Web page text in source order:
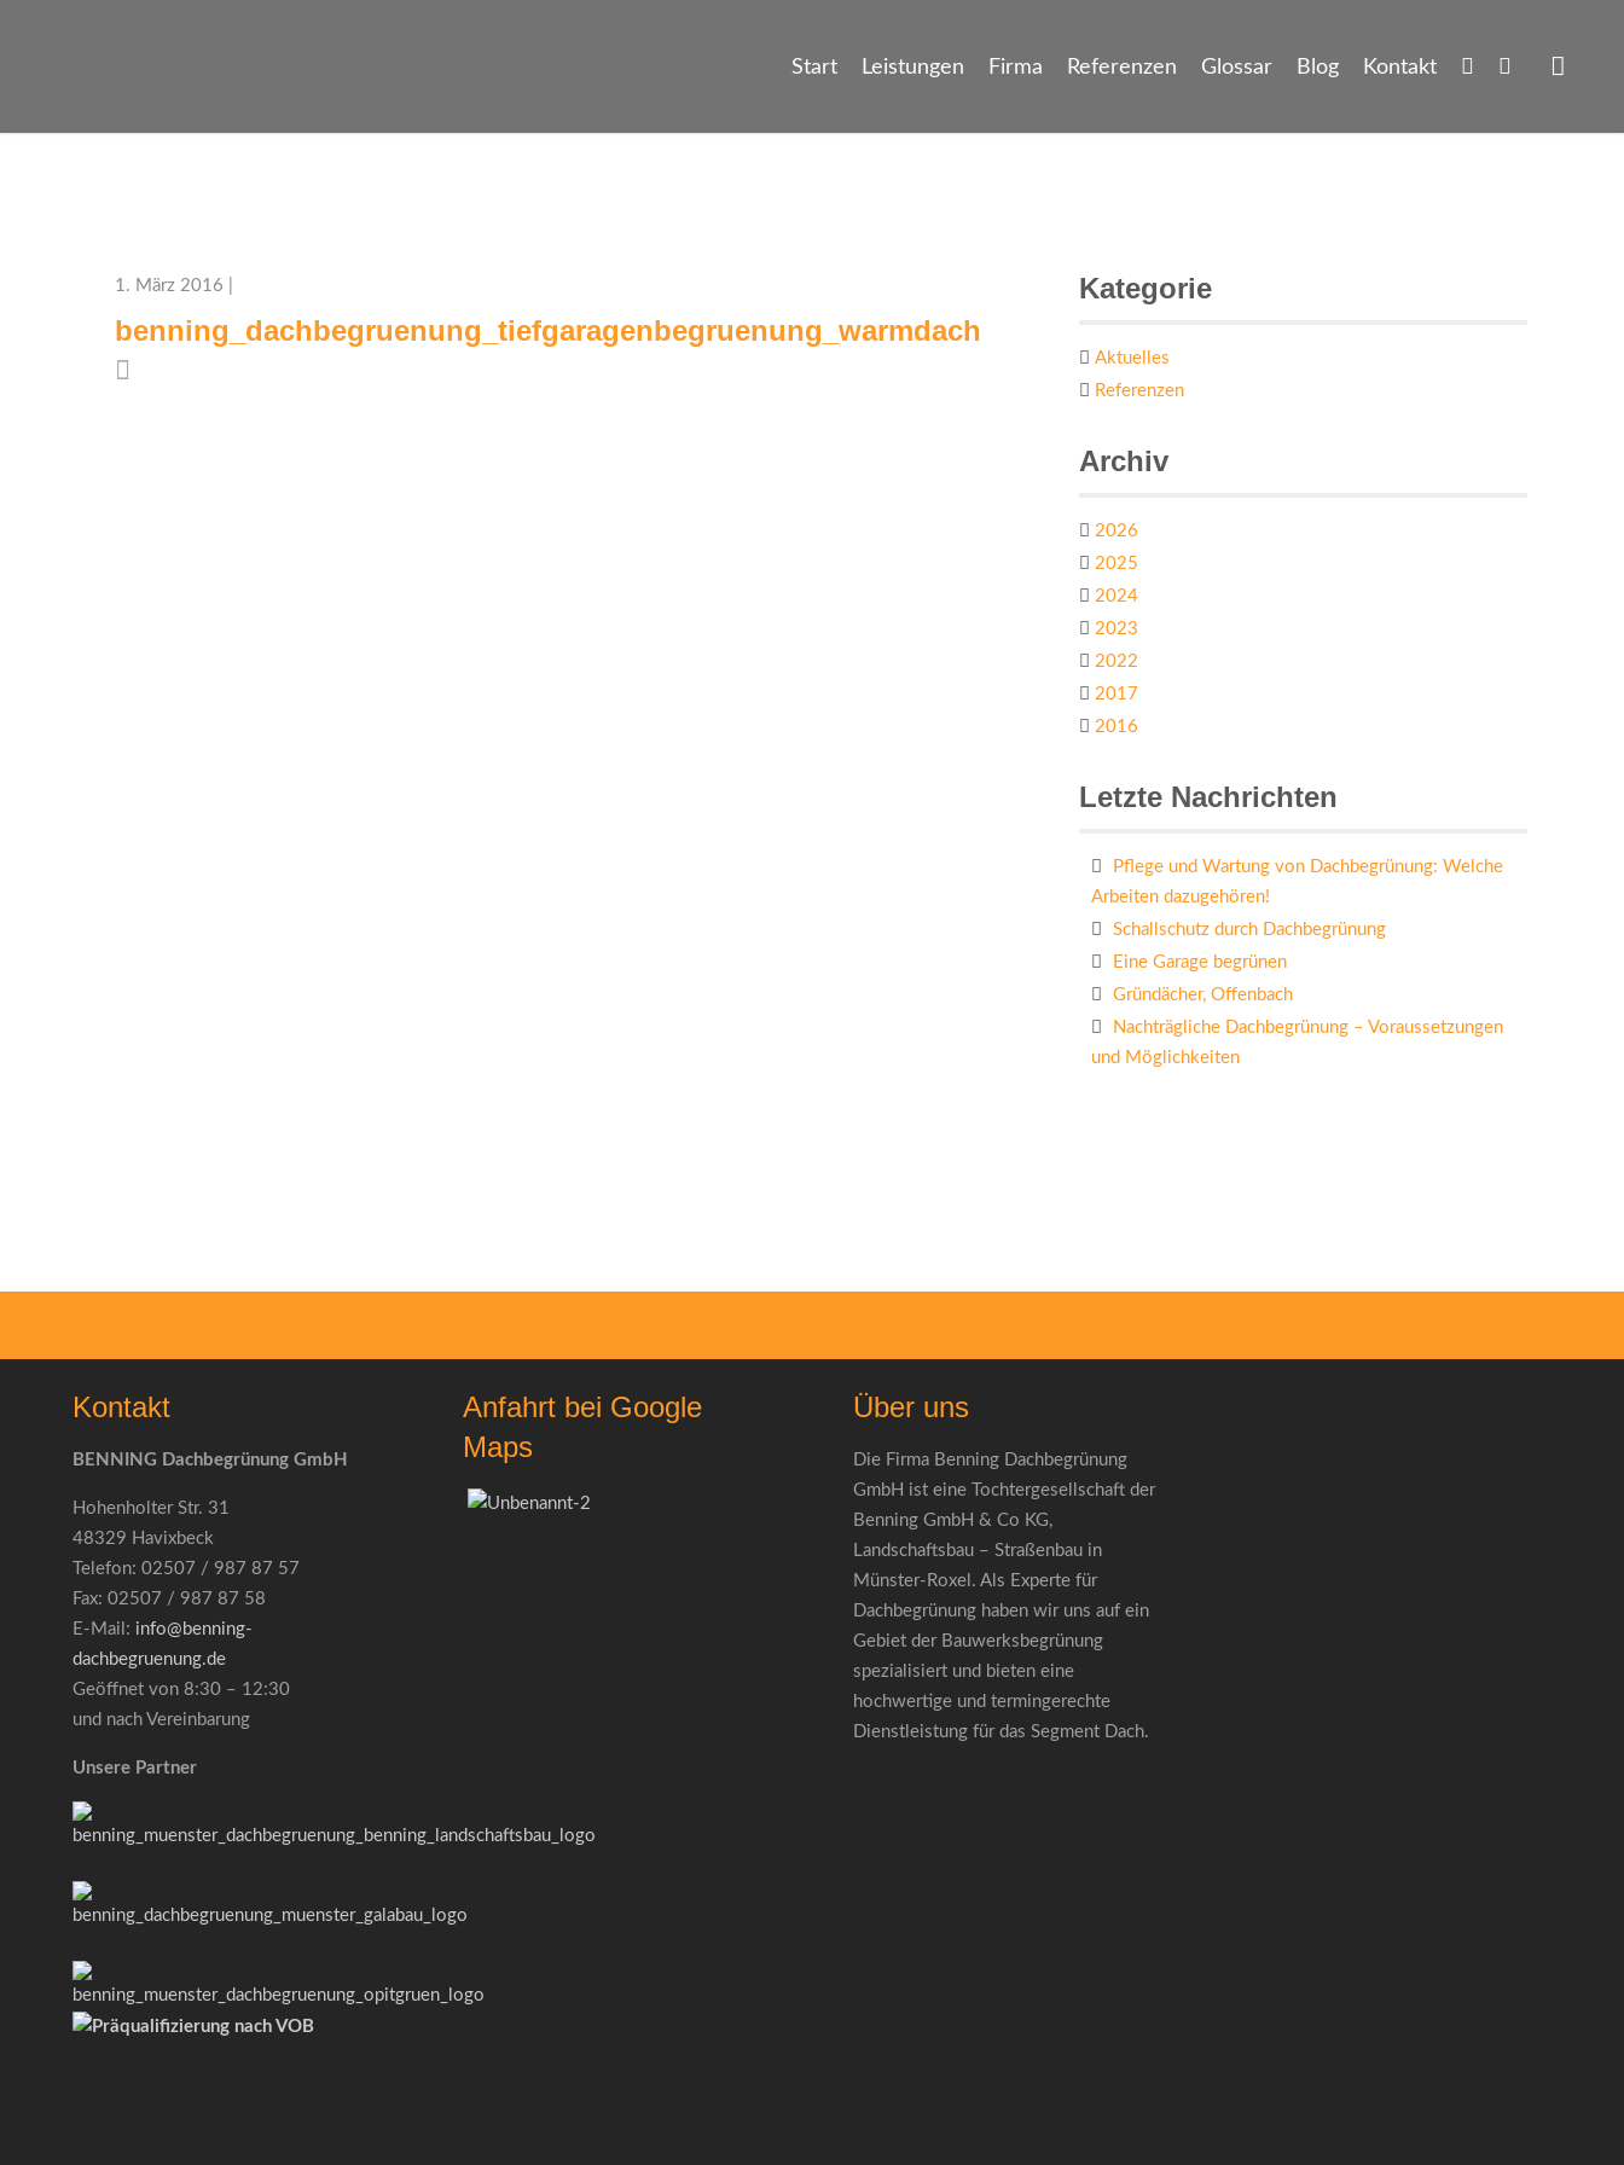
Start Leistungen Firma Referenzen Glossar Blog Kontakt
1. März 2016 |
benning_dachbegruenung_tiefgaragenbegruenung_warmdach
Kategorie
Aktuelles
Referenzen
Archiv
2026
2025
2024
2023
2022
2017
2016
Letzte Nachrichten
Pflege und Wartung von Dachbegrünung: Welche
Arbeiten dazugehören!
Schallschutz durch Dachbegrünung
Eine Garage begrünen
Gründächer, Offenbach
Nachträgliche Dachbegrünung – Voraussetzungen
und Möglichkeiten
Kontakt
BENNING Dachbegrünung GmbH
Hohenholter Str. 31
48329 Havixbeck
Telefon: 02507 / 987 87 57
Fax: 02507 / 987 87 58
E-Mail: info@benning-
dachbegruenung.de
Geöffnet von 8:30 – 12:30
und nach Vereinbarung
Unsere Partner
Anfahrt bei Google
Maps
Über uns
Die Firma Benning Dachbegrünung
GmbH ist eine Tochtergesellschaft der
Benning GmbH & Co KG,
Landschaftsbau – Straßenbau in
Münster-Roxel. Als Experte für
Dachbegrünung haben wir uns auf ein
Gebiet der Bauwerksbegrünung
spezialisiert und bieten eine
hochwertige und termingerechte
Dienstleistung für das Segment Dach.